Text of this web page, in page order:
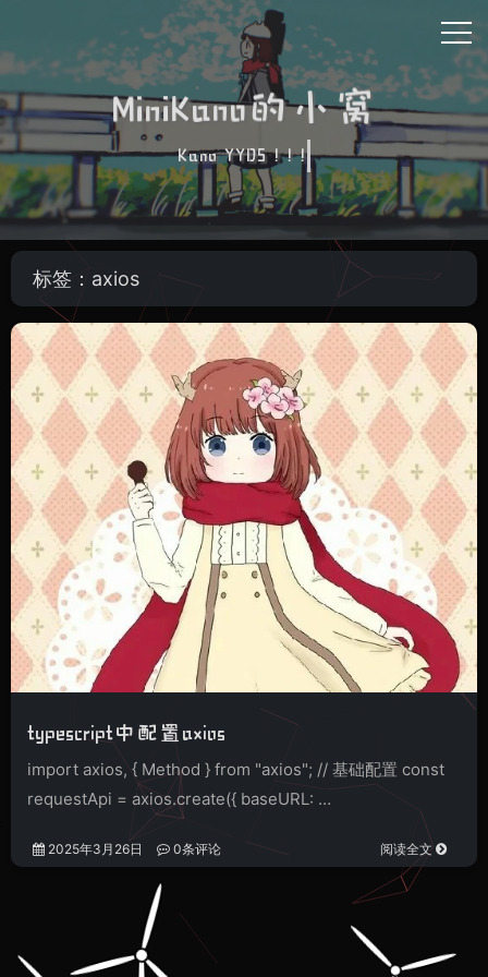
MiniKano的小窝
Kano YYDS ! ! !
标签：axios
typescript中配置axios
import axios, { Method } from "axios"; // 基础配置 const
requestApi = axios.create({ baseURL: …
2025年3月26日 0条评论 阅读全文